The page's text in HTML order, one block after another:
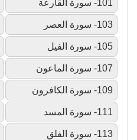
101- سورة القارعة
103- سورة العصر
105- سورة الفيل
107- سورة الماعون
109- سورة الكافرون
111- سورة المسد
113- سورة الفلق